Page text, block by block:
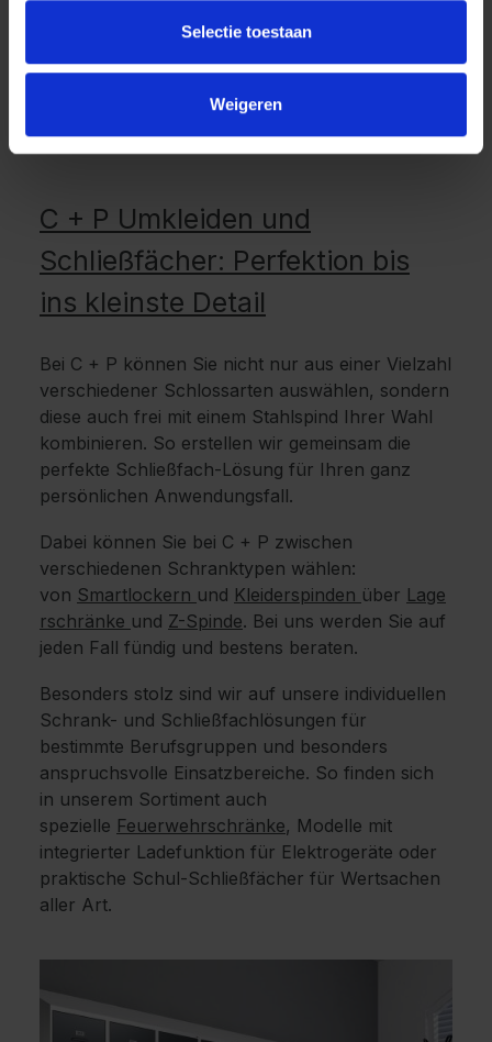
Selectie toestaan
Weigeren
C + P Umkleiden und
Schließfächer: Perfektion bis
ins kleinste Detail
Bei C + P können Sie nicht nur aus einer Vielzahl
verschiedener Schlossarten auswählen, sondern
diese auch frei mit einem Stahlspind Ihrer Wahl
kombinieren. So erstellen wir gemeinsam die
perfekte Schließfach-Lösung für Ihren ganz
persönlichen Anwendungsfall.
Dabei können Sie bei C + P zwischen
verschiedenen Schranktypen wählen:
von Smartlockern und Kleiderspinden über Lage
rschränke und Z-Spinde. Bei uns werden Sie auf
jeden Fall fündig und bestens beraten.
Besonders stolz sind wir auf unsere individuellen
Schrank- und Schließfachlösungen für
bestimmte Berufsgruppen und besonders
anspruchsvolle Einsatzbereiche. So finden sich
in unserem Sortiment auch
spezielle Feuerwehrschränke, Modelle mit
integrierter Ladefunktion für Elektrogeräte oder
praktische Schul-Schließfächer für Wertsachen
aller Art.